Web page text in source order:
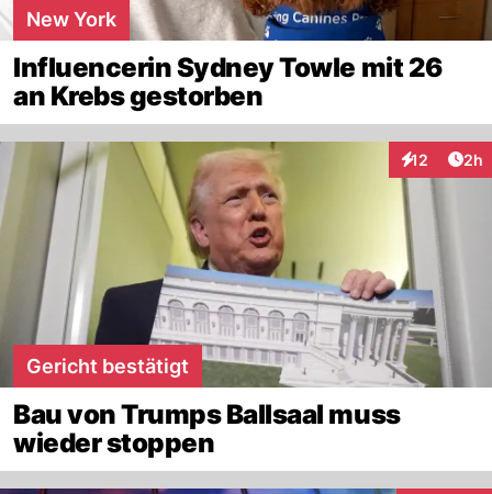
New York
Influencerin Sydney Towle mit 26
an Krebs gestorben
12
Interaktionen
2h
Gericht bestätigt
Bau von Trumps Ballsaal muss
wieder stoppen